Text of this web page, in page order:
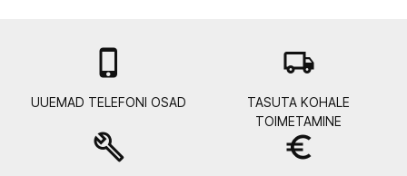

UUEMAD TELEFONI OSAD
local_shipping
TASUTA KOHALE
TOIMETAMINE
build euro_symbol